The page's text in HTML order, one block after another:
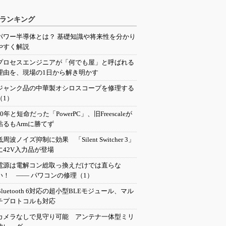
ンキング
ワー半導体とは？ 基礎知識や将来性を分かり
すく解説
ロセスエンジニアが「何でも屋」と呼ばれる
由を、現場の1日から解き明かす
ャンク品の中華製オシロスコープを修理する
1）
年と短命だった「PowerPC」、旧Freescaleが
るもArmに勝てず
周波ノイズ抑制に効果 「Silent Switcher 3」
42V入力品が登場
源は電解コン総取っ換えだけでは直らな
！ ―― パワコンの修理（1）
6対応の超小型BLEモジュール、マル
プロトコルも対応
メラなしで見守り可能 アンテナ一体型ミリ